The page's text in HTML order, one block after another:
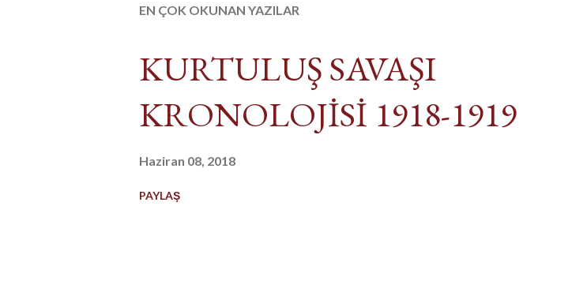
EN ÇOK OKUNAN YAZILAR
KURTULUŞ SAVAŞI
KRONOLOJİSİ 1918-1919
Haziran 08, 2018
PAYLAŞ